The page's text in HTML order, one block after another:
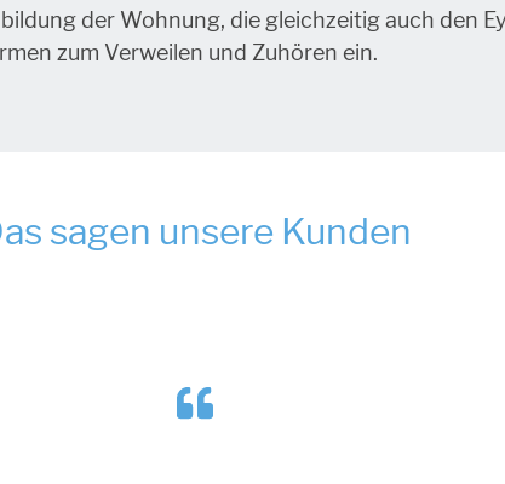
der Wohnung, die gleichzeitig auch den
zum Verweilen und Zuhören ein.
sagen unsere Kunden